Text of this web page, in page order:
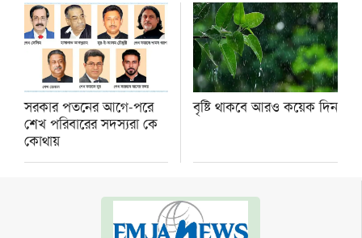
সরকার পতনের আগে-পরে
শেখ পরিবারের সদস্যরা কে
কোথায়
বৃষ্টি থাকবে আরও কয়েক দিন